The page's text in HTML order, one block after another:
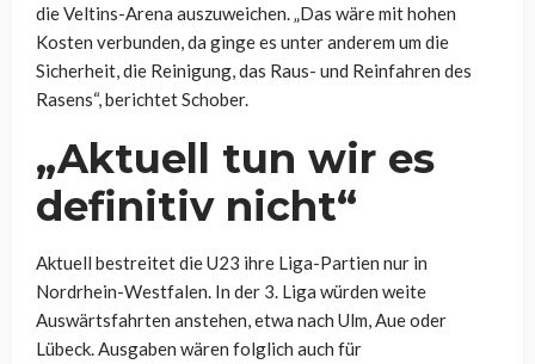
die Veltins-Arena auszuweichen. „Das wäre mit hohen
Kosten verbunden, da ginge es unter anderem um die
Sicherheit, die Reinigung, das Raus- und Reinfahren des
Rasens“, berichtet Schober.
„Aktuell tun wir es
definitiv nicht“
Aktuell bestreitet die U23 ihre Liga-Partien nur in
Nordrhein-Westfalen. In der 3. Liga würden weite
Auswärtsfahrten anstehen, etwa nach Ulm, Aue oder
Lübeck. Ausgaben wären folglich auch für